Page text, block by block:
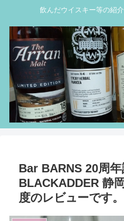
飲んだウイスキー等の紹
Bar BARNS 20周
BLACKADDER 静
度のレビューです。